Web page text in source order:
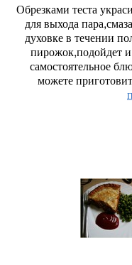
Обрезками теста
для выхода
духовке в течении
пирожок,подойдет
самостоятельное
можете